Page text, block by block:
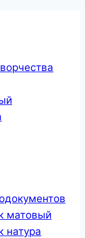
матовый
натура